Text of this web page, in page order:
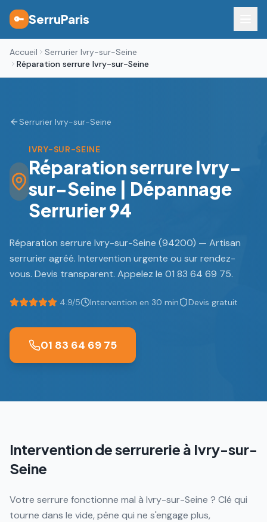
🔑 SerruParis
Accueil
Serrurier Ivry-sur-Seine
Réparation serrure Ivry-sur-Seine
Serrurier Ivry-sur-Seine
IVRY-SUR-SEINE
Réparation serrure Ivry-
sur-Seine | Dépannage
Serrurier 94
Réparation serrure Ivry-sur-Seine (94200) — Artisan
serrurier agréé. Intervention urgente ou sur rendez-
vous. Devis transparent. Appelez le 01 83 64 69 75.
4.9/5 Intervention en 30 min Devis gratuit
01 83 64 69 75
Intervention de serrurerie à Ivry-sur-
Seine
Votre serrure fonctionne mal à Ivry-sur-Seine ? Clé qui
tourne dans le vide, pêne qui ne s'engage plus,